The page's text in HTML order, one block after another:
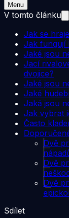
Menu
V tomto článku
Jak se
Jak fungují
Jaké jsou
Jací
dvojice?
Jaké jsou
Jaké
Jaká jsou
Jak vybrat
Často
Dvě
Dvě
Dvě
Sdílet